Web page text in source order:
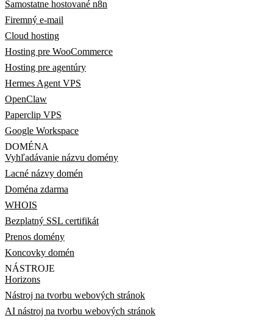
Samostatne hostované n8n
Firemný e-mail
Cloud hosting
Hosting pre WooCommerce
Hosting pre agentúry
Hermes Agent VPS
OpenClaw
Paperclip VPS
Google Workspace
DOMÉNA
Vyhľadávanie názvu domény
Lacné názvy domén
Doména zdarma
WHOIS
Bezplatný SSL certifikát
Prenos domény
Koncovky domén
NÁSTROJE
Horizons
Nástroj na tvorbu webových stránok
AI nástroj na tvorbu webových stránok